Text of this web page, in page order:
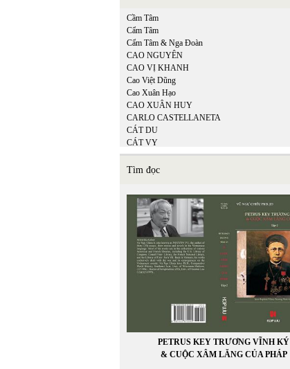
Cầm Tâm
Cẩm Tâm
Cẩm Tâm & Nga Đoàn
CAO NGUYÊN
CAO VỊ KHANH
Cao Việt Dũng
Cao Xuân Hạo
CAO XUÂN HUY
CARLO CASTELLANETA
CÁT DU
CÁT VY
Catherine Cusset
CHÂN PHƯƠNG
Chen-Kung Ho
CHIÊU ANH NGUYỄN
CHÍNH ĐẠO
CHÍNH ĐẠO VŨ NGỰ CHIÊU
Christine Falkenland
CHU LYNH
Chu Thái Yến
Chu Xuân Giao
Chuyển ngữ: TUYẾT LINH
Chuyển ngữ: TUYẾT LINH
Tìm đọc
PETRUS KEY TRƯƠNG VĨNH KÝ
& CUỘC XÂM LĂNG CỦA PHÁP